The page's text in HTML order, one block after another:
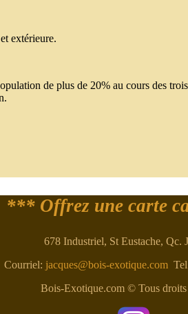
extérieure.
de plus de 20% au cours des
*** Offrez une carte
678 Industriel, St Eustache, Qc.
Courriel: jacques@bois-exotique.comTel:
Bois-Exotique.com © Tous droits